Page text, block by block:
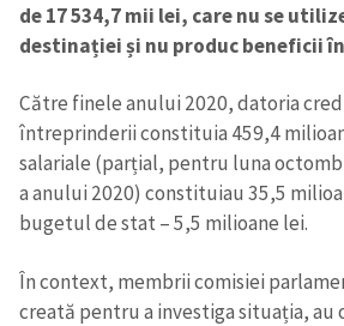
de 17 534,7 mii lei, care nu se
destinației și nu produc beneficii
Către finele anului 2020, datoria
întreprinderii constituia 459,4
salariale (parțial, pentru luna
a anului 2020) constituiau 35,5
bugetul de stat – 5,5 milioane lei.
În context, membrii comisiei
creată pentru a investiga situația,